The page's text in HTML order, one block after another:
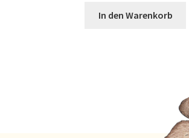
In den Warenkorb